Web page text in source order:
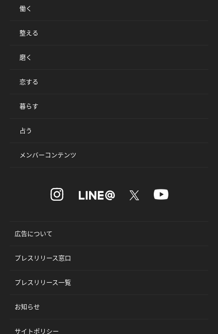
働く
整える
磨く
恋する
暮らす
占う
メンバーコンテンツ
広告について
プレスリリース窓口
プレスリリース一覧
お知らせ
サイトポリシー